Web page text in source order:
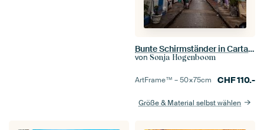
Bunte Schirmständer in Cartagena Kolumbien
von Sonja Hogenboom
ArtFrame™ –50×75cm CHF110.-
Größe & Material selbst wählen